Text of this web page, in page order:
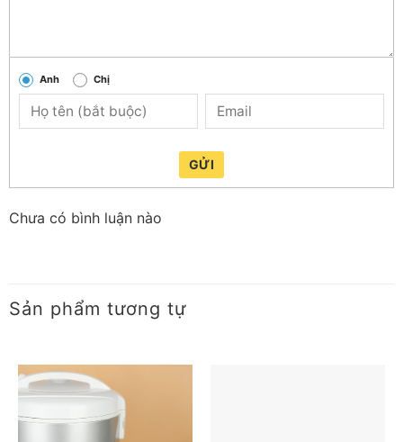
Anh Chị
GỬI
Chưa có bình luận nào
Sản phẩm tương tự